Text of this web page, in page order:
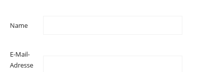
Name
E-Mail-
Adresse